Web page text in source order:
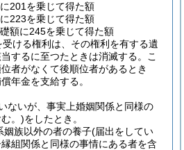
201を乗じて得た額
223を乗じて得た額
額に245を乗じて得た額
ける権利は、その権利を有する遺
するに至つたときは消滅する。
こ
者がなくて後順位者があるとき
年金を支給する。
ないが、事実上婚姻関係と同様の
。)をしたとき。
姻族以外の者の養子(届出をしてい
組関係と同様の事情にある者を含